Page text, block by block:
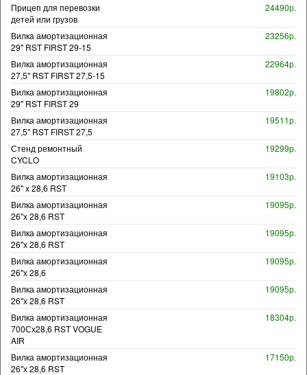
Прицеп для перевозки
детей или грузов
24490р.
Вилка амортизационная
29" RST FIRST 29-15
23256р.
Вилка амортизационная
27,5" RST FIRST 27,5-15
22964р.
Вилка амортизационная
29" RST FIRST 29
19802р.
Вилка амортизационная
27,5" RST FIRST 27,5
19511р.
Стенд ремонтный
CYCLO
19299р.
Вилка амортизационная
26" х 28,6 RST
19103р.
Вилка амортизационная
26"х 28,6 RST
19095р.
Вилка амортизационная
26"х 28,6 RST
19095р.
Вилка амортизационная
26"х 28,6
19095р.
Вилка амортизационная
26"х 28,6 RST
19095р.
Вилка амортизационная
700Сх28,6 RST VOGUE
AIR
18304р.
Вилка амортизационная
26"х 28,6 RST
17150р.